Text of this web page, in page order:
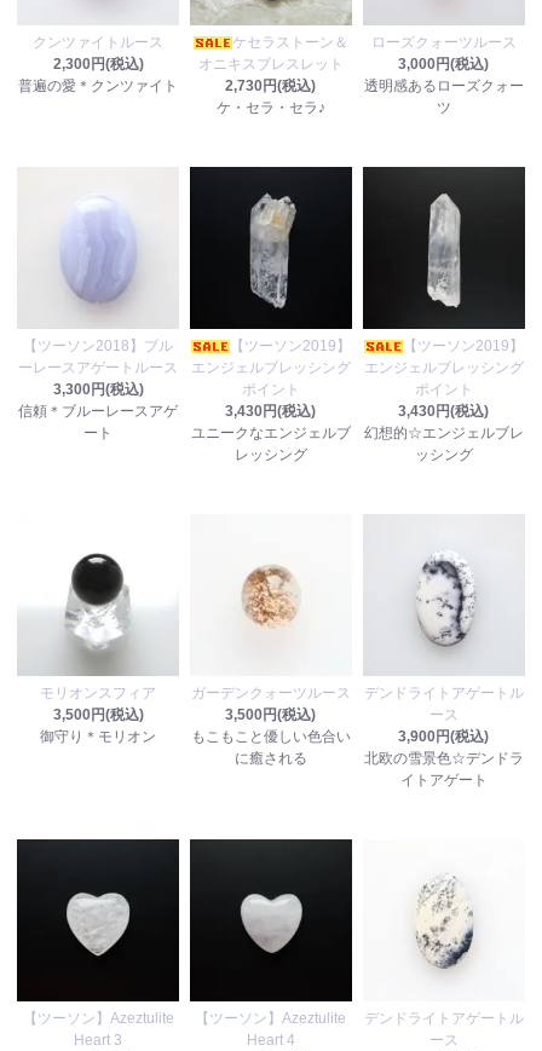
クンツァイトルース
2,300円(税込)
普遍の愛＊クンツァイト
ケセラストーン＆
オニキスブレスレット
2,730円(税込)
ケ・セラ・セラ♪
ローズクォーツルース
3,000円(税込)
透明感あるローズクォー
ツ
【ツーソン2018】ブル
ーレースアゲートルース
3,300円(税込)
信頼＊ブルーレースアゲ
ート
【ツーソン2019】
エンジェルブレッシング
ポイント
3,430円(税込)
ユニークなエンジェルブ
レッシング
【ツーソン2019】
エンジェルブレッシング
ポイント
3,430円(税込)
幻想的☆エンジェルブレ
ッシング
モリオンスフィア
3,500円(税込)
御守り＊モリオン
ガーデンクォーツルース
3,500円(税込)
もこもこと優しい色合い
に癒される
デンドライトアゲートル
ース
3,900円(税込)
北欧の雪景色☆デンドラ
イトアゲート
【ツーソン】Azeztulite
Heart 3
【ツーソン】Azeztulite
Heart 4
デンドライトアゲートル
ース